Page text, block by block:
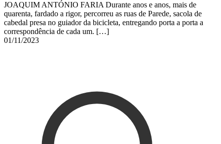
JOAQUIM ANTÓNIO FARIA Durante anos e anos, mais de
quarenta, fardado a rigor, percorreu as ruas de Parede, sacola de
cabedal presa no guiador da bicicleta, entregando porta a porta a
correspondência de cada um. […]
01/11/2023